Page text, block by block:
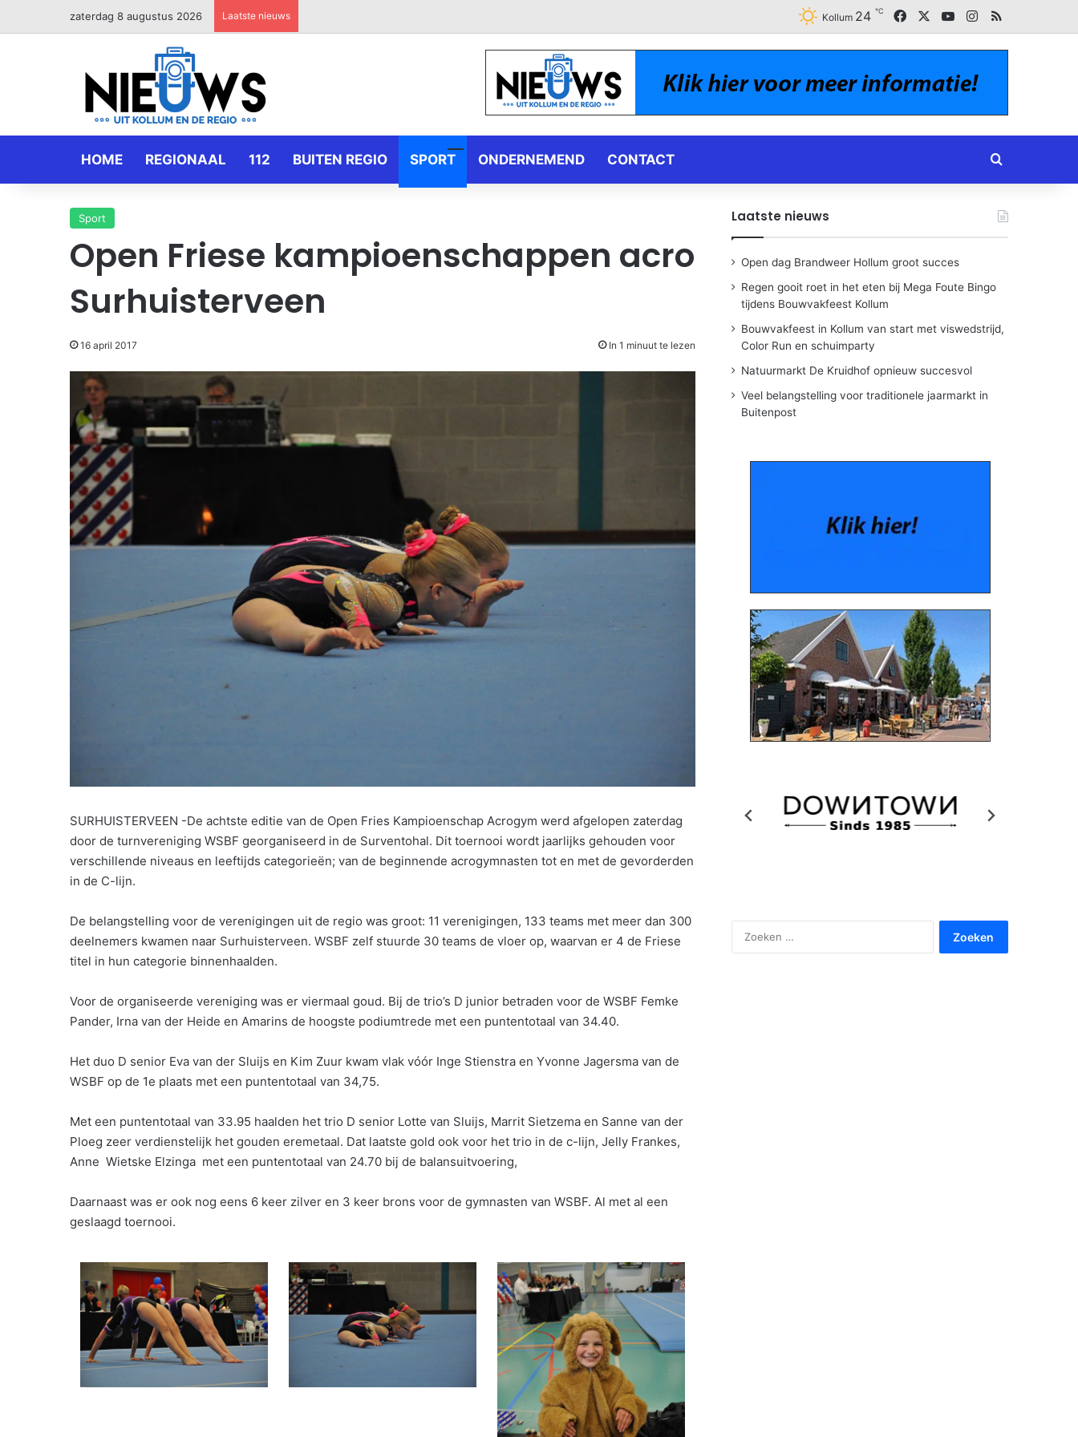
zaterdag 8 augustus 2026 Laatste nieuws Kollum 24 ℃ FacebookYouTubeInstagram
RSS
HOME REGIONAAL 112 BUITEN REGIO SPORT ONDERNEMEND CONTACT Zoeken naar
Sport
Open Friese kampioenschappen acro
Surhuisterveen
16 april 2017 In 1 minuut te lezen
SURHUISTERVEEN -De achtste editie van de Open Fries Kampioenschap Acrogym werd afgelopen zaterdag
door de turnvereniging WSBF georganiseerd in de Surventohal. Dit toernooi wordt jaarlijks gehouden voor
verschillende niveaus en leeftijds categorieën; van de beginnende acrogymnasten tot en met de gevorderden
in de C-lijn.
De belangstelling voor de verenigingen uit de regio was groot: 11 verenigingen, 133 teams met meer dan 300
deelnemers kwamen naar Surhuisterveen. WSBF zelf stuurde 30 teams de vloer op, waarvan er 4 de Friese
titel in hun categorie binnenhaalden.
Voor de organiseerde vereniging was er viermaal goud. Bij de trio’s D junior betraden voor de WSBF Femke
Pander, Irna van der Heide en Amarins de hoogste podiumtrede met een puntentotaal van 34.40.
Het duo D senior Eva van der Sluijs en Kim Zuur kwam vlak vóór Inge Stienstra en Yvonne Jagersma van de
WSBF op de 1e plaats met een puntentotaal van 34,75.
Met een puntentotaal van 33.95 haalden het trio D senior Lotte van Sluijs, Marrit Sietzema en Sanne van der
Ploeg zeer verdienstelijk het gouden eremetaal. Dat laatste gold ook voor het trio in de c-lijn, Jelly Frankes,
Anne Wietske Elzinga met een puntentotaal van 24.70 bij de balansuitvoering,
Daarnaast was er ook nog eens 6 keer zilver en 3 keer brons voor de gymnasten van WSBF. Al met al een
geslaagd toernooi.
Laatste nieuws
Open dag Brandweer Hollum groot succes
Regen gooit roet in het eten bij Mega Foute Bingo
tijdens Bouwvakfeest Kollum
Bouwvakfeest in Kollum van start met viswedstrijd,
Color Run en schuimparty
Natuurmarkt De Kruidhof opnieuw succesvol
Veel belangstelling voor traditionele jaarmarkt in
Buitenpost
naar: